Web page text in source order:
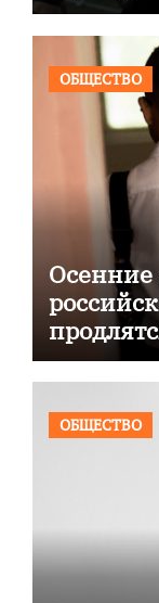
ОБЩЕСТВО
Осенние
ОБЩЕСТВО